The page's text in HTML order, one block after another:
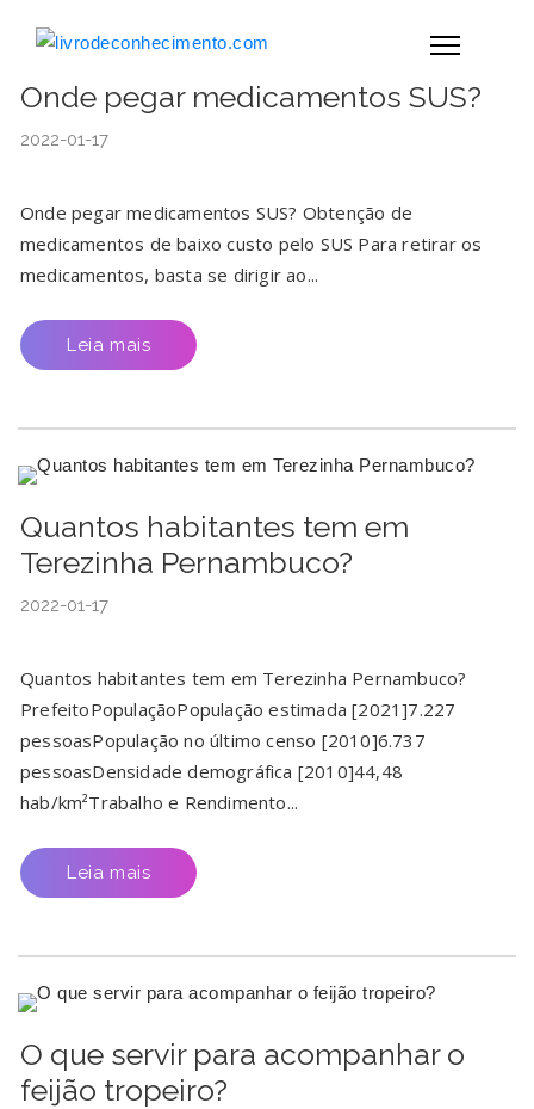
Onde pegar medicamentos SUS?
2022-01-17
Onde pegar medicamentos SUS? Obtenção de
medicamentos de baixo custo pelo SUS Para retirar os
medicamentos, basta se dirigir ao...
Leia mais
Quantos habitantes tem em
Terezinha Pernambuco?
2022-01-17
Quantos habitantes tem em Terezinha Pernambuco?
PrefeitoPopulaçãoPopulação estimada [2021]7.227
pessoasPopulação no último censo [2010]6.737
pessoasDensidade demográfica [2010]44,48
hab/km²Trabalho e Rendimento...
Leia mais
O que servir para acompanhar o
feijão tropeiro?